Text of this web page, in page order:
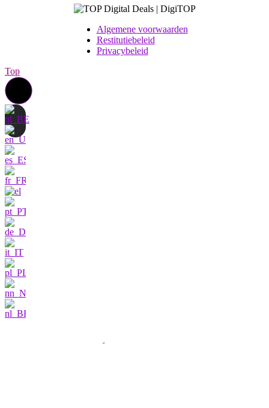
Algemene voorwaarden
Restitutiebeleid
Privacybeleid
Top
Neem contact met ons op
Ik ben zeer
geïnteresseerd